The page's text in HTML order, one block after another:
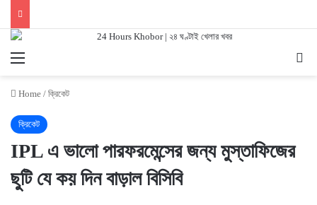
Menu
Home / ক্রিকেট
ক্রিকেট
IPL এ ভালো পারফরমেন্সের জন্য মুস্তাফিজের
ছুটি যে কয় দিন বাড়াল বিসিবি